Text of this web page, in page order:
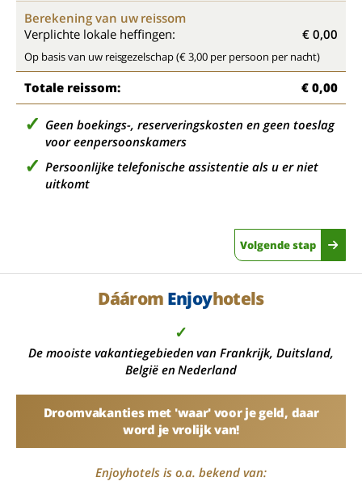
Berekening van uw reissom
Verplichte lokale heffingen:
€ 0,00
Op basis van uw reisgezelschap (€ 3,00 per persoon per nacht)
Totale reissom: € 0,00
Geen boekings-, reserveringskosten en geen toeslag
voor eenpersoonskamers
Persoonlijke telefonische assistentie als u er niet
uitkomt
Volgende stap
Dáárom Enjoyhotels
✓
De mooiste vakantiegebieden van Frankrijk, Duitsland,
België en Nederland
Droomvakanties met 'waar' voor je geld, daar
word je vrolijk van!
Enjoyhotels is o.a. bekend van: